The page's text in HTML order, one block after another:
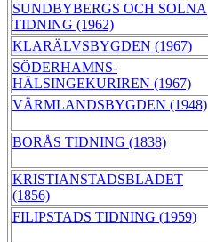
SUNDBYBERGS OCH SOLNA
TIDNING (1962)
KLARÄLVSBYGDEN (1967)
SÖDERHAMNS-
HÄLSINGEKURIREN (1967)
VÄRMLANDSBYGDEN (1948)
BORÅS TIDNING (1838)
KRISTIANSTADSBLADET
(1856)
FILIPSTADS TIDNING (1959)